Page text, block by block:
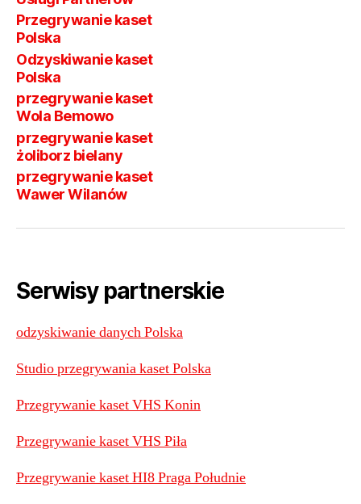
Przegrywanie kaset
Polska
Odzyskiwanie kaset
Polska
przegrywanie kaset
Wola Bemowo
przegrywanie kaset
żoliborz bielany
przegrywanie kaset
Wawer Wilanów
Serwisy partnerskie
odzyskiwanie danych Polska
Studio przegrywania kaset Polska
​Przegrywanie kaset VHS Konin
Przegrywanie kaset VHS Piła
Przegrywanie kaset HI8 Praga Południe